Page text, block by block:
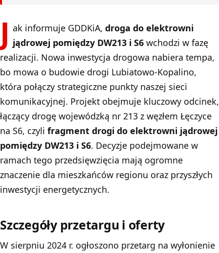
J ak informuje GDDKiA,droga do elektrowni
jądrowej pomiędzy DW213 i S6 wchodzi w fazę
realizacji. Nowa inwestycja drogowa nabiera tempa,
bo mowa o budowie drogi Lubiatowo-Kopalino,
która połączy strategiczne punkty naszej sieci
komunikacyjnej. Projekt obejmuje kluczowy odcinek,
łączący drogę wojewódzką nr 213 z węzłem Łęczyce
na S6, czyli fragment drogi do elektrowni jądrowej
pomiędzy DW213 i S6. Decyzje podejmowane w
ramach tego przedsięwzięcia mają ogromne
znaczenie dla mieszkańców regionu oraz przyszłych
inwestycji energetycznych.
Szczegóły przetargu i oferty
W sierpniu 2024 r. ogłoszono przetarg na wyłonienie